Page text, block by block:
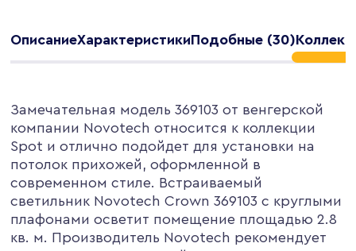
ОписаниеХарактеристикиПодобные (30)
Замечательная модель 369103 от венгерской
компании Novotech относится к коллекции
Spot и отлично подойдет для установки на
потолок прихожей, оформленной в
современном стиле. Встраиваемый
светильник Novotech Crown 369103 с круглыми
плафонами осветит помещение площадью 2.8
кв. м. Производитель Novotech рекомендует